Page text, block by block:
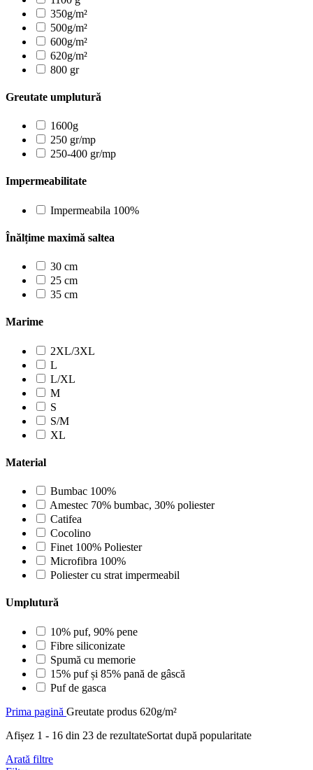
350g/m²
500g/m²
600g/m²
620g/m²
800 gr
Greutate umplutură
1600g
250 gr/mp
250-400 gr/mp
Impermeabilitate
Impermeabila 100%
Înălțime maximă saltea
30 cm
25 cm
35 cm
Marime
2XL/3XL
L
L/XL
M
S
S/M
XL
Material
Bumbac 100%
Amestec 70% bumbac, 30% poliester
Catifea
Cocolino
Finet 100% Poliester
Microfibra 100%
Poliester cu strat impermeabil
Umplutură
10% puf, 90% pene
Fibre siliconizate
Spumă cu memorie
15% puf și 85% pană de gâscă
Puf de gasca
Prima pagină Greutate produs 620g/m²
Afișez 1 - 16 din 23 de rezultateSortat după popularitate
Arată filtre